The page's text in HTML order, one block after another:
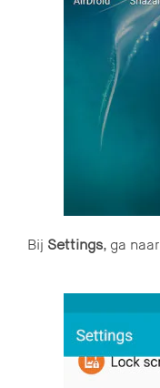
Bij Settings, ga naar